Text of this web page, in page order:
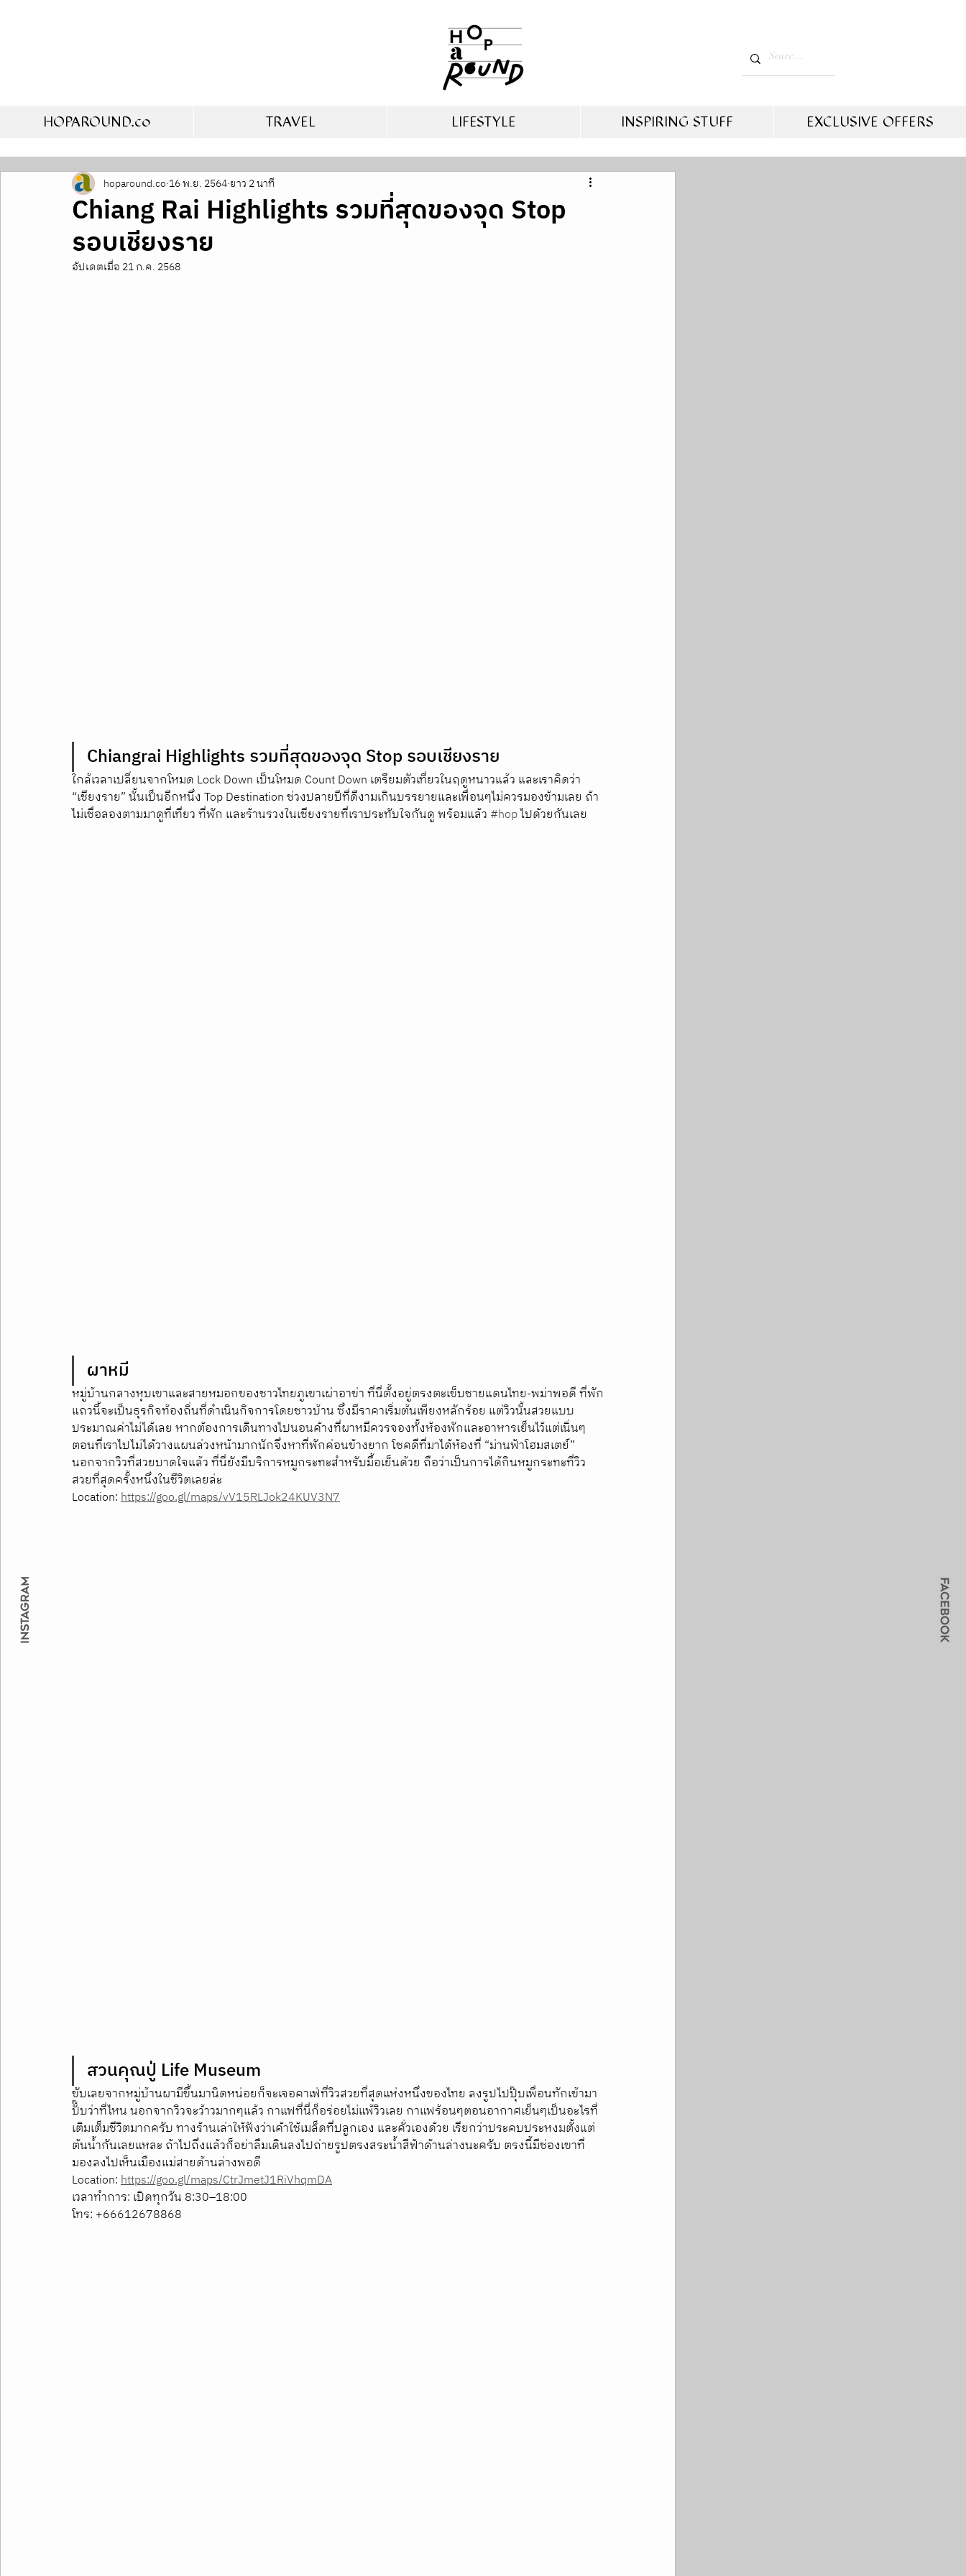
HOPAROUND.co TRAVEL LIFESTYLE INSPIRING STUFF EXCLUSIVE OFFERS
Chiang Rai Highlights รวมที่สุดของจุด Stop
รอบเชียงราย
hoparound.co 16 พ.ย. 2564 ยาว 2 นาที
อัปเดตเมื่อ 21 ก.ค. 2568
Chiangrai Highlights รวมที่สุดของจุด Stop รอบเชียงราย
ใกล้เวลาเปลี่ยนจากโหมด Lock Down เป็นโหมด Count Down เตรียมตัวเที่ยวในฤดูหนาวแล้ว และเราคิดว่า
“เชียงราย” นั้นเป็นอีกหนึ่ง Top Destination ช่วงปลายปีที่ดีงามเกินบรรยายและเพื่อนๆไม่ควรมองข้ามเลย ถ้า
ไม่เชื่อลองตามมาดูที่เที่ยว ที่พัก และร้านรวงในเชียงรายที่เราประทับใจกันดู พร้อมแล้ว #hop ไปด้วยกันเลย
ผาหมี
หมู่บ้านกลางหุบเขาและสายหมอกของชาวไทยภูเขาเผ่าอาข่า ที่นี่ตั้งอยู่ตรงตะเข็บชายแดนไทย-พม่าพอดี ที่พัก
แถวนี้จะเป็นธุรกิจท้องถิ่นที่ดำเนินกิจการโดยชาวบ้าน ซึ่งมีราคาเริ่มต้นเพียงหลักร้อย แต่วิวนั้นสวยแบบ
ประมาณค่าไม่ได้เลย หากต้องการเดินทางไปนอนค้างที่ผาหมีควรจองทั้งห้องพักและอาหารเย็นไว้แต่เนิ่นๆ
ตอนที่เราไปไม่ได้วางแผนล่วงหน้ามากนักจึงหาที่พักค่อนข้างยาก โชคดีที่มาได้ห้องที่ “ม่านฟ้าโฮมสเตย์”
นอกจากวิวที่สวยบาดใจแล้ว ที่นี่ยังมีบริการหมูกระทะสำหรับมื้อเย็นด้วย ถือว่าเป็นการได้กินหมูกระทะที่วิว
สวยที่สุดครั้งหนึ่งในชีวิตเลยล่ะ
Location: https://goo.gl/maps/vV15RLJok24KUV3N7
สวนคุณปู่ Life Museum
ขับเลยจากหมู่บ้านผามีขึ้นมานิดหน่อยก็จะเจอคาเฟ่ที่วิวสวยที่สุดแห่งหนึ่งของไทย ลงรูปไปปุ๊บเพื่อนทักเข้ามา
ปั๊บว่าที่ไหน นอกจากวิวจะว้าวมากๆแล้ว กาแฟที่นี่ก็อร่อยไม่แพ้วิวเลย กาแฟร้อนๆตอนอากาศเย็นๆเป็นอะไรที่
เติมเต็มชีวิตมากครับ ทางร้านเล่าให้ฟังว่าเค้าใช้เมล็ดที่ปลูกเอง และคั่วเองด้วย เรียกว่าประคบประหงมตั้งแต่
ต้นน้ำกันเลยแหละ ถ้าไปถึงแล้วก็อย่าลืมเดินลงไปถ่ายรูปตรงสระน้ำสีฟ้าด้านล่างนะครับ ตรงนี้มีช่องเขาที่
มองลงไปเห็นเมืองแม่สายด้านล่างพอดี
Location: https://goo.gl/maps/CtrJmetJ1RiVhqmDA
เวลาทำการ: เปิดทุกวัน 8:30–18:00
โทร: +66612678868